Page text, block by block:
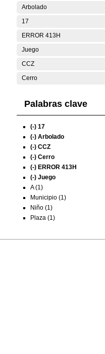
Arbolado
17
ERROR 413H
Juego
CCZ
Cerro
Palabras clave
(-) 17
(-) Arbolado
(-) CCZ
(-) Cerro
(-) ERROR 413H
(-) Juego
A (1)
Municipio (1)
Niño (1)
Plaza (1)